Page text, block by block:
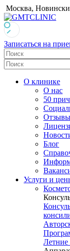
Москва,
Записаться на
О клинике
О нас
50
Отзывы
Блог
Услуги и